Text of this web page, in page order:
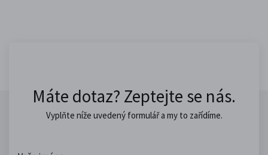
Máte dotaz? Zeptejte se nás.
Vyplňte níže uvedený formulář a my to zařídíme.